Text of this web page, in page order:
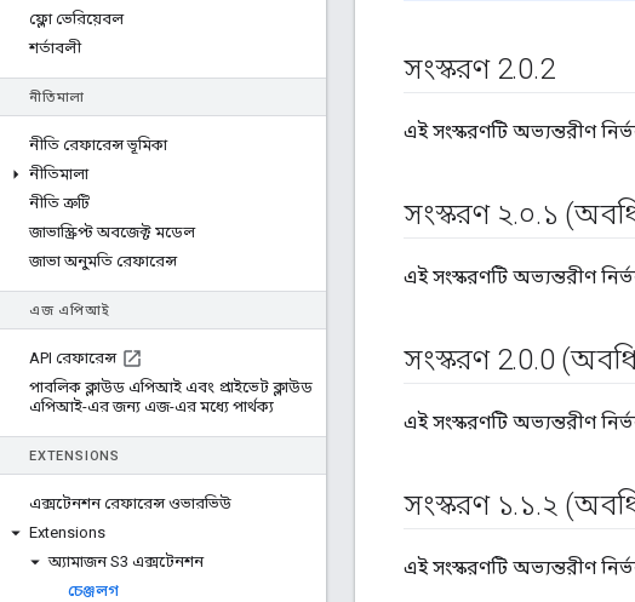
ফ্লো ভেরিয়েবল
শর্তাবলী
নীতিমালা
নীতি রেফারেন্স ভূমিকা
নীতিমালা
নীতি ত্রুটি
জাভাস্ক্রিপ্ট অবজেক্ট মডেল
জাভা অনুমতি রেফারেন্স
এজ এপিআই
API রেফারেন্স
পাবলিক ক্লাউড এপিআই এবং প্রাইভেট ক্লাউড
এপিআই-এর জন্য এজ-এর মধ্যে পার্থক্য
EXTENSIONS
এক্সটেনশন রেফারেন্স ওভারভিউ
Extensions
অ্যামাজন S3 এক্সটেনশন
চেঞ্জলগ
সংস্করণ 2.0.2
এই সংস্করণটি অভ্যন্তরীণ
সংস্করণ ২.০.১
এই সংস্করণটি অভ্যন্তরীণ
সংস্করণ 2.0.0
এই সংস্করণটি অভ্যন্তরীণ
সংস্করণ ১.১.২
এই সংস্করণটি অভ্যন্তরীণ